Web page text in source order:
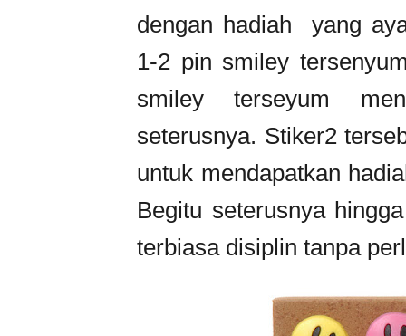
dengan hadiah yang
1-2 pin smiley
smiley terseyum
seterusnya. Stiker2
untuk mendapatkan
Begitu seterusnya
terbiasa disiplin tanpa